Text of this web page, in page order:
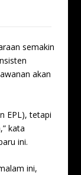
semakin
akan
EPL), tetapi
kata
ini.
ini,